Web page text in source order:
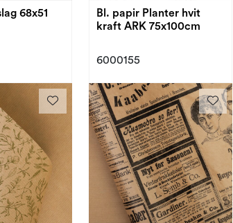
68x51
Bl. papir Planter hvit
kraft ARK 75x100cm
6000155